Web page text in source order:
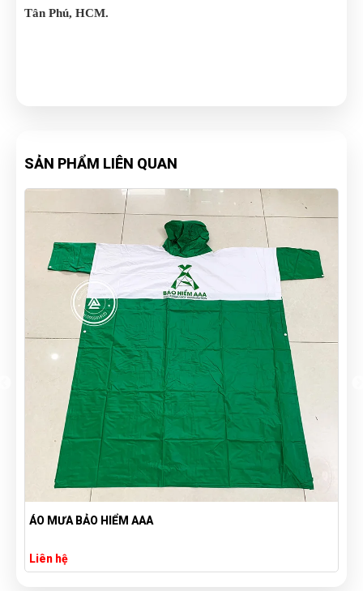
Tân Phú, HCM.
SẢN PHẨM LIÊN QUAN
ÁO MƯA BẢO HIỂM AAA
Liên hệ